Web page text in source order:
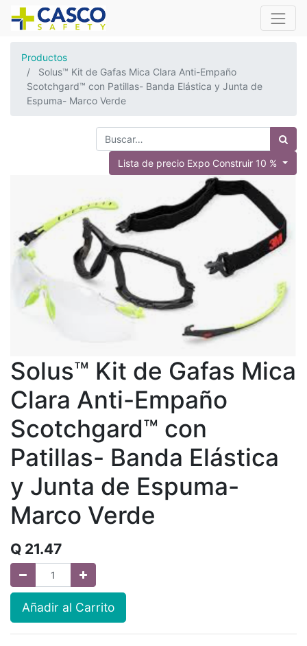
Productos
Solus™ Kit de Gafas Mica Clara Anti-Empaño
Scotchgard™ con Patillas- Banda Elástica y Junta de
Espuma- Marco Verde
Lista de precio Expo Construir 10 %
Solus™ Kit de Gafas Mica
Clara Anti-Empaño
Scotchgard™ con
Patillas- Banda Elástica
y Junta de Espuma-
Marco Verde
Q 21.47
Añadir al Carrito